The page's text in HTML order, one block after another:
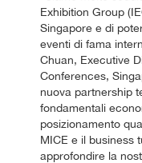
Exhibition Group
Singapore e di
eventi di fama
Chuan, Executive
Conferences,
nuova partnership
fondamentali
posizionamento
MICE e il business
approfondire la